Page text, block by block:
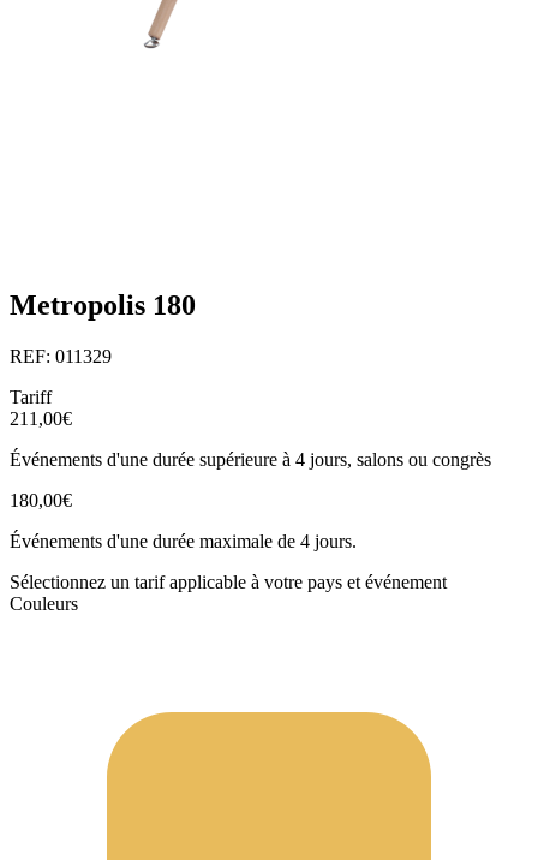
Metropolis 180
REF: 011329
Tariff
211,00€
Événements d'une durée supérieure à 4 jours, salons ou congrès
180,00€
Événements d'une durée maximale de 4 jours.
Sélectionnez un tarif applicable à votre pays et événement
Couleurs